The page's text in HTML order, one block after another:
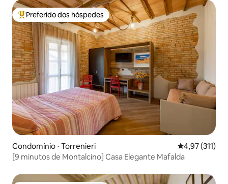
Entre os melhores preferidos dos hóspedes
Preferido dos hóspedes
Condomínio ⋅ Torrenieri 4,97 de uma
4,97 (311)
[9 minutos de Montalcino] Casa Elegante Mafalda